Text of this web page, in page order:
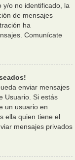
y/o no identificado, la
de mensajes
ha
Comunícate
enviar mensajes
Usuario. Si estás
un usuario en
ella quien tiene el
mensajes privados